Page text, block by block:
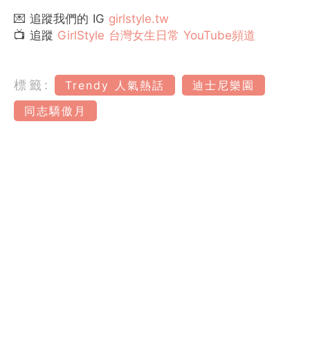
💌 追蹤我們的 IG girlstyle.tw
📺 追蹤 GirlStyle 台灣女生日常 YouTube頻道
標籤: Trendy 人氣熱話
迪士尼樂園
同志驕傲月